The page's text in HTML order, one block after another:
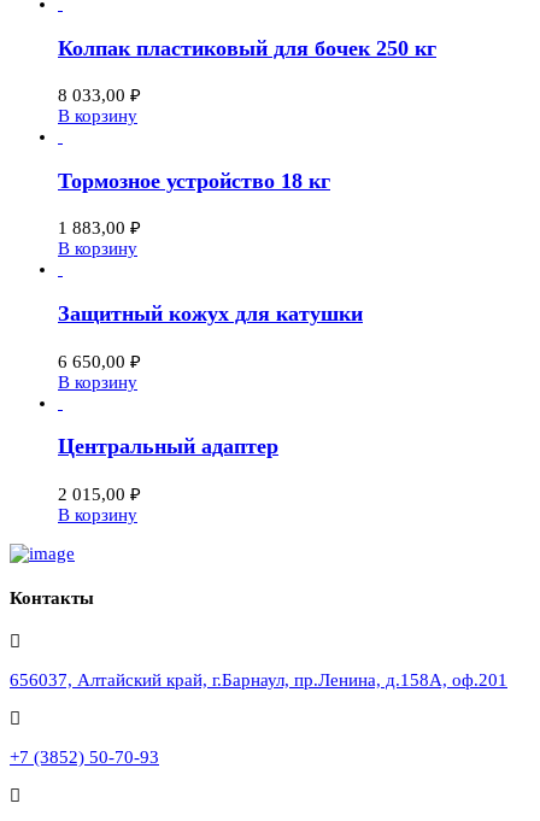
Колпак пластиковый для бочек 250 кг
8 033,00 ₽
В корзину
Тормозное устройство 18 кг
1 883,00 ₽
В корзину
Защитный кожух для катушки
6 650,00 ₽
В корзину
Центральный адаптер
2 015,00 ₽
В корзину
Контакты
656037, Алтайский край, г.Барнаул, пр.Ленина, д.158А, оф.201
+7 (3852) 50-70-93